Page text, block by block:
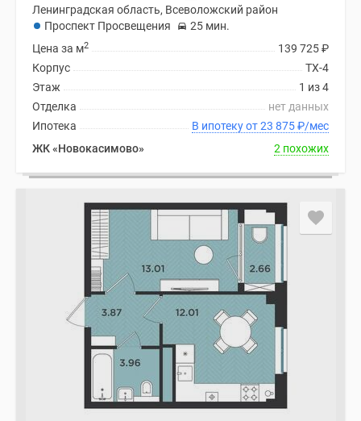
Ленинградская область, Всеволожский район
Проспект Просвещения
25 мин.
139 725₽
Цена за м2
ТХ-4
Корпус
1 из 4
Этаж
нет данных
Отделка
В ипотеку от 23 875₽/мес
Ипотека
ЖК «Новокасимово»
2 похожих